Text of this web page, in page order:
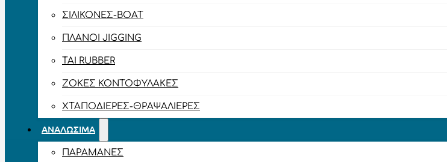
ΣΙΛΙΚΌΝΕΣ-BOAT
ΠΛΆΝΟΙ JIGGING
TAI RUBBER
ΖΌΚΕΣ ΚΟΝΤΟΦΎΛΑΚΕΣ
ΧΤΑΠΟΔΙΈΡΕΣ-ΘΡΑΨΑΛΙΈΡΕΣ
ΑΝΑΛΏΣΙΜΑ
ΠΑΡΑΜΆΝΕΣ